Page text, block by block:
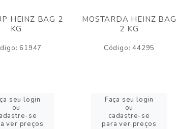
HEINZ BAG 2
KG
61947
seu login
ou
se
ver preços
MOSTARDA HEINZ BAG
2 KG
Código: 44295
Faça seu login
ou
cadastre-se
para ver preços